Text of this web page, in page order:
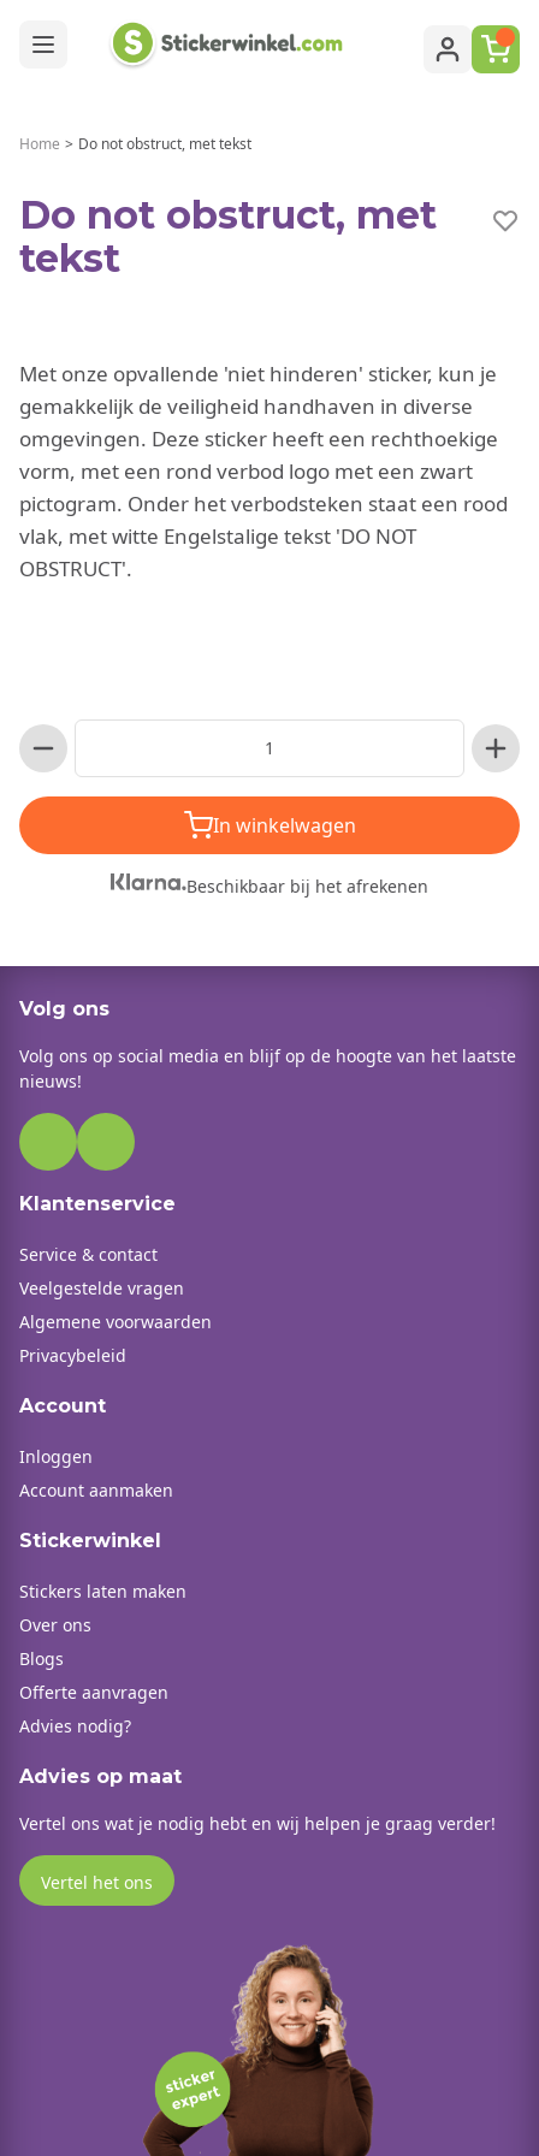
Home > Do not obstruct, met tekst
Do not obstruct, met
tekst
Met onze opvallende 'niet hinderen' sticker, kun je
gemakkelijk de veiligheid handhaven in diverse
omgevingen. Deze sticker heeft een rechthoekige
vorm, met een rond verbod logo met een zwart
pictogram. Onder het verbodsteken staat een rood
vlak, met witte Engelstalige tekst 'DO NOT
OBSTRUCT'.
In winkelwagen
Beschikbaar bij het afrekenen
Volg ons
Volg ons op social media en blijf op de hoogte van het laatste
nieuws!
Klantenservice
Service & contact
Veelgestelde vragen
Algemene voorwaarden
Privacybeleid
Account
Inloggen
Account aanmaken
Stickerwinkel
Stickers laten maken
Over ons
Blogs
Offerte aanvragen
Advies nodig?
Advies op maat
Vertel ons wat je nodig hebt en wij helpen je graag verder!
Vertel het ons